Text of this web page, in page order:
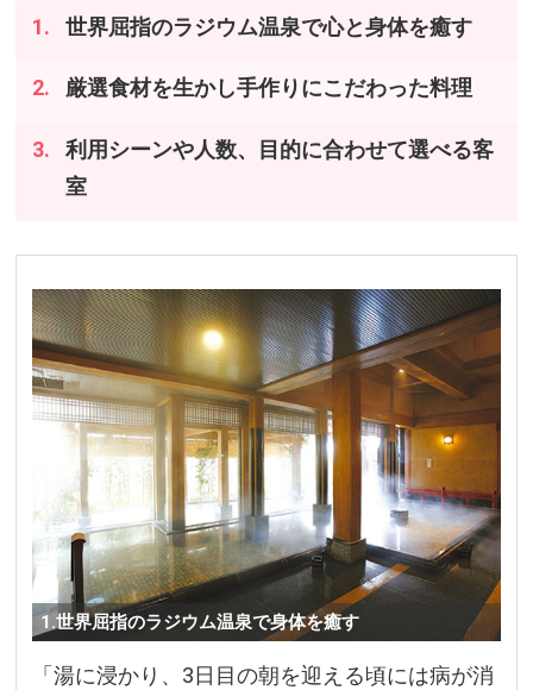
世界屈指のラジウム温泉で心と身体を癒す
厳選食材を生かし手作りにこだわった料理
利用シーンや人数、目的に合わせて選べる客
室
1.世界屈指のラジウム温泉で身体を癒す
「湯に浸かり、3日目の朝を迎える頃には病が消